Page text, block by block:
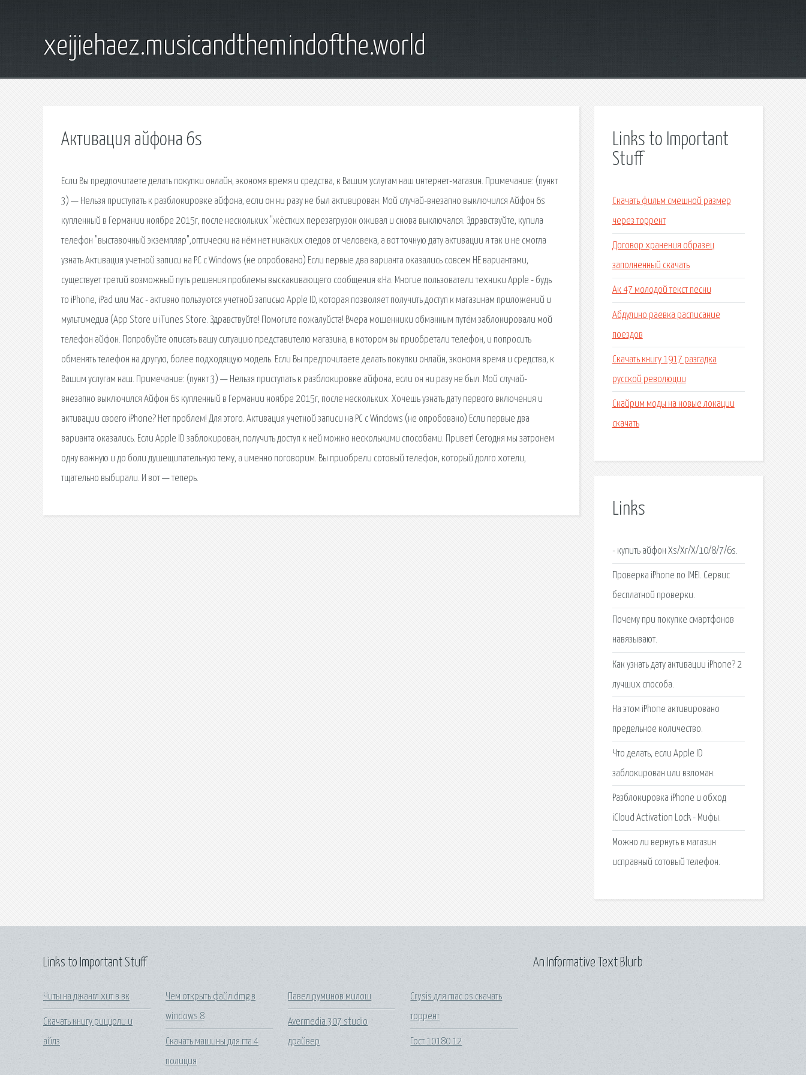
xeijiehaez.musicandthemindofthe.world
Активация айфона 6s
Если Вы предпочитаете делать покупки онлайн, экономя время и средства, к Вашим услугам наш интернет-магазин. Примечание: (пункт
3) — Нельзя приступать к разблокировке айфона, если он ни разу не был активирован. Мой случай-внезапно выключился Айфон 6s
купленный в Германии ноябре 2015г, после нескольких "жёстких перезагрузок оживал и снова выключался. Здравствуйте, купила
телефон "выставочный экземпляр",оптически на нём нет никаких следов от человека, а вот точную дату активации я так и не смогла
узнать Активация учетной записи на PC c Windows (не опробовано) Если первые два варианта оказались совсем НЕ вариантами,
существует третий возможный путь решения проблемы выскакивающего сообщения «На. Многие пользователи техники Apple - будь
то iPhone, iPad или Mac - активно пользуются учетной записью Apple ID, которая позволяет получить доступ к магазинам приложений и
мультимедиа (App Store и iTunes Store. Здравствуйте! Помогите пожалуйста! Вчера мошенники обманным путём заблокировали мой
телефон айфон. Попробуйте описать вашу ситуацию представителю магазина, в котором вы приобретали телефон, и попросить
обменять телефон на другую, более подходящую модель. Если Вы предпочитаете делать покупки онлайн, экономя время и средства, к
Вашим услугам наш. Примечание: (пункт 3) — Нельзя приступать к разблокировке айфона, если он ни разу не был. Мой случай-
внезапно выключился Айфон 6s купленный в Германии ноябре 2015г, после нескольких. Хочешь узнать дату первого включения и
активации своего iPhone? Нет проблем! Для этого. Активация учетной записи на PC c Windows (не опробовано) Если первые два
варианта оказались. Если Apple ID заблокирован, получить доступ к ней можно несколькими способами. Привет! Сегодня мы затронем
одну важную и до боли душещипательную тему, а именно поговорим. Вы приобрели сотовый телефон, который долго хотели,
тщательно выбирали. И вот — теперь.
Links to Important
Stuff
Скачать фильм смешной размер
через торрент
Договор хранения образец
заполненный скачать
Ак 47 молодой текст песни
Абдулино раевка расписание
поездов
Скачать книгу 1917 разгадка
русской революции
Скайрим моды на новые локации
скачать
Links
- купить айфон Xs/Xr/X/10/8/7/6s.
Проверка iPhone по IMEI. Сервис
бесплатной проверки.
Почему при покупке смартфонов
навязывают.
Как узнать дату активации iPhone? 2
лучших способа.
На этом iPhone активировано
предельное количество.
Что делать, если Apple ID
заблокирован или взломан.
Разблокировка iPhone и обход
iCloud Activation Lock - Мифы.
Можно ли вернуть в магазин
исправный сотовый телефон.
Links to Important Stuff
Читы на джангл хит в вк
Скачать книгу риццоли и
айлз
Чем открыть файл dmg в
windows 8
Скачать машины для гта 4
полиция
Павел руминов милош
Avermedia 307 studio
драйвер
Crysis для mac os скачать
торрент
Гост 10180 12
An Informative Text Blurb